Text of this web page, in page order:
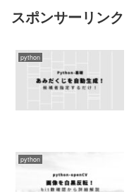
スポンサーリンク
python
python